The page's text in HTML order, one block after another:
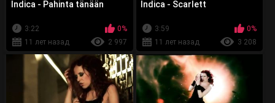
Indica - Pahinta tänään
3:22
0%
11 лет назад
2 997
Indica - Scarlett
3:59
0%
11 лет назад
3 208